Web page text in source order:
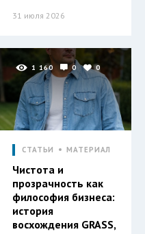
31 июля 2026
1 160 0 0
СТАТЬИ МАТЕРИАЛ
Чистота и
прозрачность как
философия бизнеса:
история
восхождения GRASS,